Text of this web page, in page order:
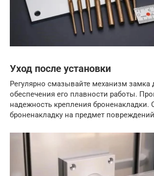
Уход после установки
Регулярно смазывайте механизм замка
обеспечения его плавности работы.
надежность крепления броненакладки.
броненакладку на предмет